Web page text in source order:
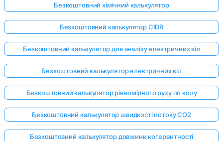
Безкоштовний хімічний калькулятор
Безкоштовний калькулятор CIDR
Безкоштовний калькулятор для аналізу електричних кіл
Безкоштовний калькулятор електричних кіл
Безкоштовний калькулятор рівномірного руху по колу
Безкоштовний калькулятор швидкості потоку CO2
Безкоштовний калькулятор довжини когерентності